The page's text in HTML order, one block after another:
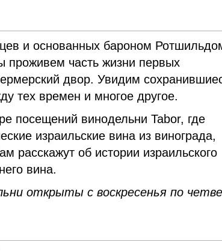
и основанных бароном
проживем часть жизни первых
двор. Увидим
тех времен и многое другое.
посещений винодельни Tabor, где
израильские вина из винограда,
расскажут об истории израильского
вина.
открыты с воскресенья по